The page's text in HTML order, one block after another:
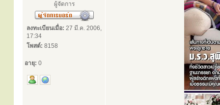
ผู้จัดการ
ลงทะเบียนเมื่อ: 27 มี.ค. 2006,
17:34
โพสต์: 8158
อายุ: 0